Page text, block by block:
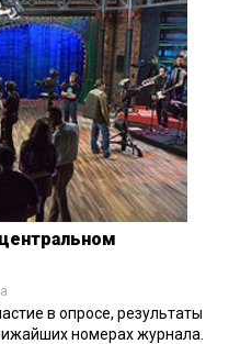
в опросе, результаты
номерах журнала.